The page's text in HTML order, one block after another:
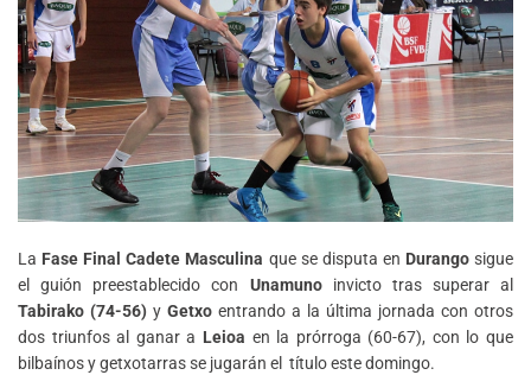
La Fase Final Cadete Masculina que se disputa en Durangosigue
el guión preestablecido con Unamunoinvicto tras superar al
Tabirako (74-56) y Getxo entrando a la última jornada con otros
dos triunfos al ganar a Leioa en la prórroga (60-67), con lo que
bilbaínos y getxotarras se jugarán el título este domingo.